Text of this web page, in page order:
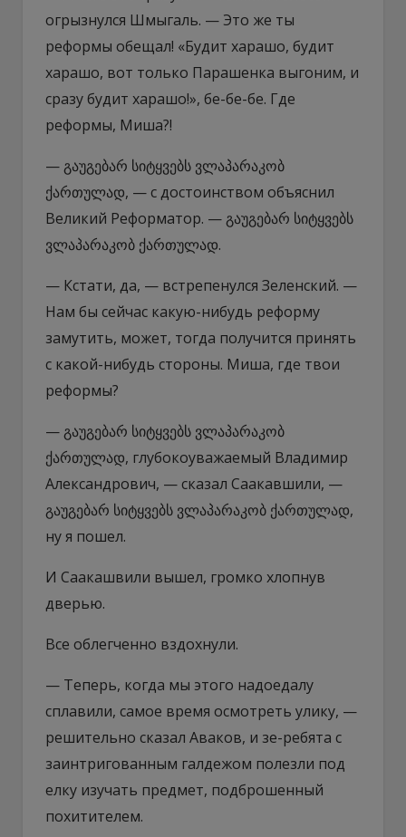
огрызнулся Шмыгаль. — Это же ты
реформы обещал! «Будит харашо, будит
харашо, вот только Парашенка выгоним, и
сразу будит харашо!», бе-бе-бе. Где
реформы, Миша?!
— გაუგებარ სიტყვებს ვლაპარაკობ
ქართულად, — с достоинством объяснил
Великий Реформатор. — გაუგებარ სიტყვებს
ვლაპარაკობ ქართულად.
— Кстати, да, — встрепенулся Зеленский. —
Нам бы сейчас какую-нибудь реформу
замутить, может, тогда получится принять
с какой-нибудь стороны. Миша, где твои
реформы?
— გაუგებარ სიტყვებს ვლაპარაკობ
ქართულად, глубокоуважаемый Владимир
Александрович, — сказал Саакавшили, —
გაუგებარ სიტყვებს ვლაპარაკობ ქართულად,
ну я пошел.
И Саакашвили вышел, громко хлопнув
дверью.
Все облегченно вздохнули.
— Теперь, когда мы этого надоедалу
сплавили, самое время осмотреть улику, —
решительно сказал Аваков, и зе-ребята с
заинтригованным галдежом полезли под
елку изучать предмет, подброшенный
похитителем.